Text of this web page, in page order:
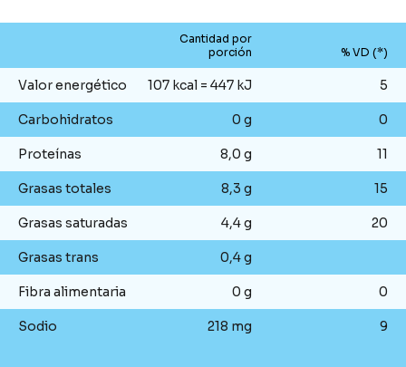
Cantidad por
porción
% VD (*)
Valor energético 107 kcal = 447 kJ 5
Carbohidratos 0 g 0
Proteínas 8,0 g 11
Grasas totales 8,3 g 15
Grasas saturadas 4,4 g 20
Grasas trans 0,4 g
Fibra alimentaria 0 g 0
Sodio 218 mg 9